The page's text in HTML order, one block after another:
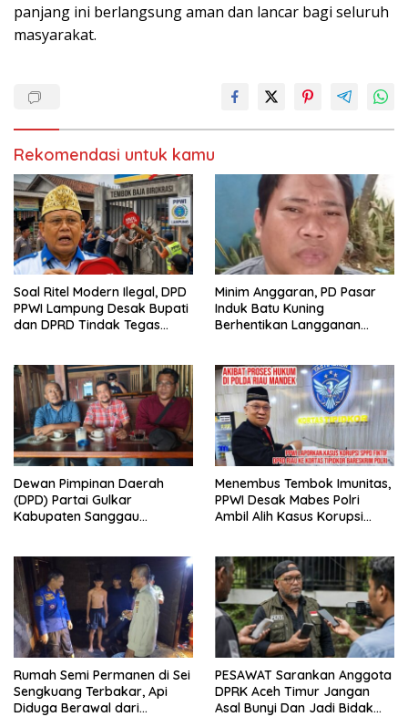
panjang ini berlangsung aman dan lancar bagi seluruh
masyarakat.
Rekomendasi untuk kamu
Soal Ritel Modern Ilegal, DPD
PPWI Lampung Desak Bupati
dan DPRD Tindak Tegas
Minim Anggaran, PD Pasar
Induk Batu Kuning
Berhentikan Langganan
Dewan Pimpinan Daerah
(DPD) Partai Gulkar
Kabupaten Sanggau
Menembus Tembok Imunitas,
PPWI Desak Mabes Polri
Ambil Alih Kasus Korupsi
Rumah Semi Permanen di Sei
Sengkuang Terbakar, Api
Diduga Berawal dari
PESAWAT Sarankan Anggota
DPRK Aceh Timur Jangan
Asal Bunyi Dan Jadi Bidak